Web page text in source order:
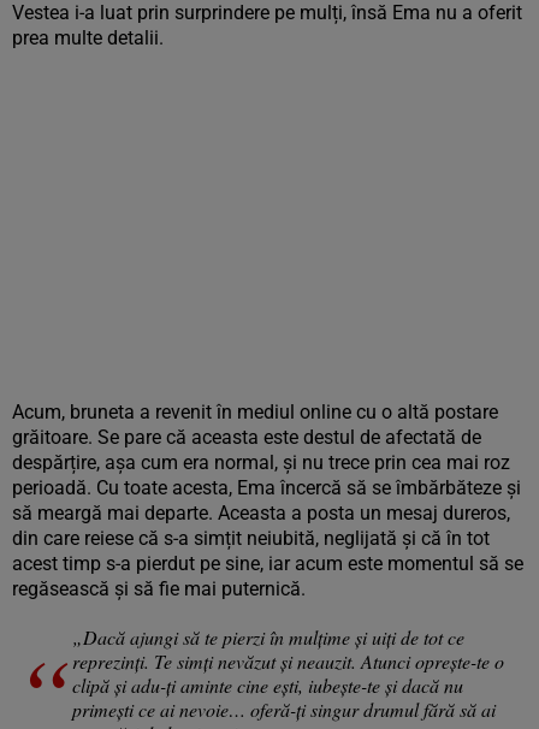
Vestea i-a luat prin surprindere pe mulți, însă Ema nu a oferit
prea multe detalii.
Acum, bruneta a revenit în mediul online cu o altă postare
grăitoare. Se pare că aceasta este destul de afectată de
despărțire, așa cum era normal, și nu trece prin cea mai roz
perioadă. Cu toate acesta, Ema încercă să se îmbărbăteze și
să meargă mai departe. Aceasta a posta un mesaj dureros,
din care reiese că s-a simțit neiubită, neglijată și că în tot
acest timp s-a pierdut pe sine, iar acum este momentul să se
regăsească și să fie mai puternică.
„Dacă ajungi să te pierzi în mulțime și uiți de tot ce
reprezinți. Te simți nevăzut și neauzit. Atunci oprește-te o
clipă și adu-ți aminte cine ești, iubește-te și dacă nu
primești ce ai nevoie… oferă-ți singur drumul fără să ai